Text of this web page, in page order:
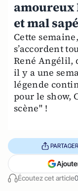
amoureux
et mal
Cette
s’accordent
René Angélil,
il y a une
légende
pour le show,
scène" !
Écoutez cet article
PARTAGER